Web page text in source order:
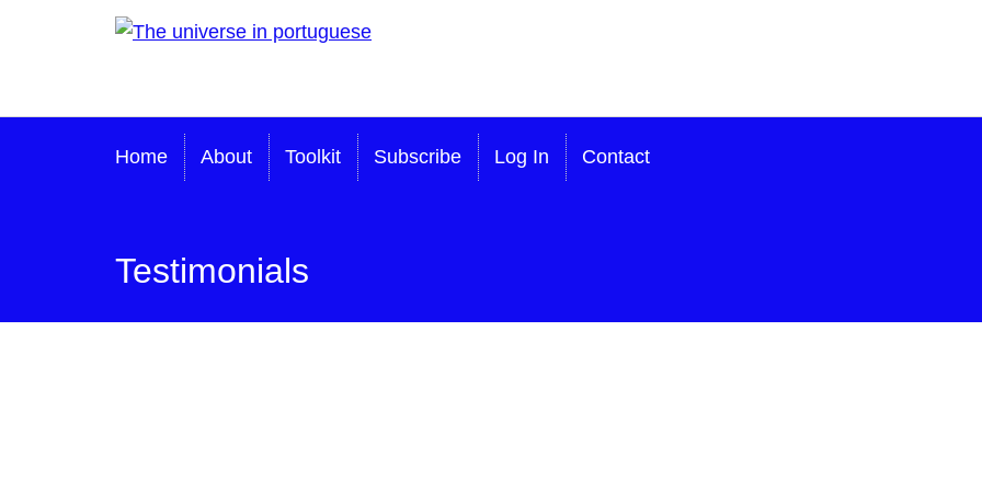
The universe in
Home About Toolkit Subscribe Log In Contact
Testimonials